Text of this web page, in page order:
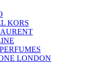
KORS
LONDON